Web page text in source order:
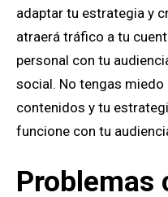
adaptar tu estrategia y
atraerá tráfico a tu
personal con tu
social. No tengas
contenidos y tu
funcione con tu
Problemas